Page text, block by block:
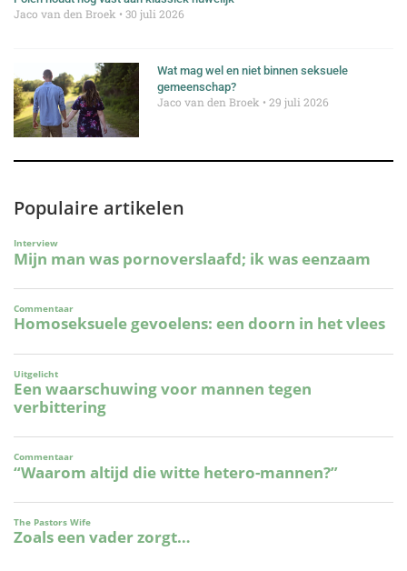
Jaco van den Broek 30 juli 2026
Wat mag wel en niet binnen seksuele
gemeenschap?
Jaco van den Broek 29 juli 2026
Populaire artikelen